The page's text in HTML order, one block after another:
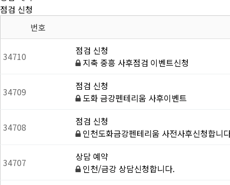
점검 신청
번호
34710
점검 신청
지축 중흥 사후점검 이벤트신청
34709
점검 신청
도화 금강펜테리움 사후이벤트
34708
점검 신청
인천도화금강펜테리움 사전사후신청합니
34707
상담 예약
인천/금강 상담신청합니다.